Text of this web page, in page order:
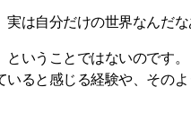
実は自分だけの世界なんだ
いうことではないのです。
いると感じる経験や、その